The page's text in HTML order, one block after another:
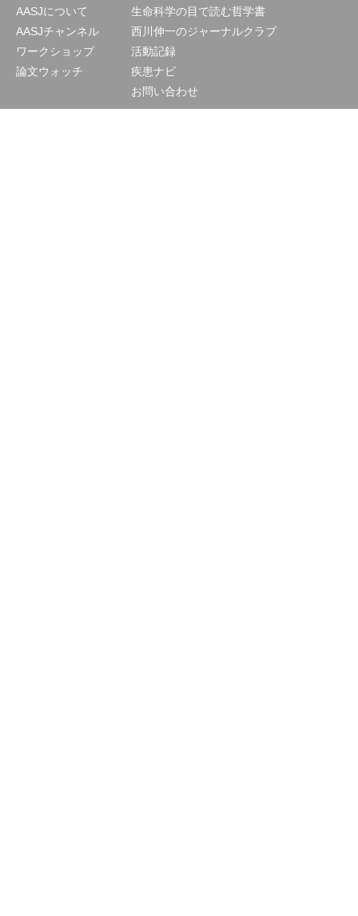
AASJについて
AASJチャンネル
ワークショップ
論文ウォッチ
生命科学の目で読む哲学書
西川伸一のジャーナルクラブ
活動記録
疾患ナビ
お問い合わせ